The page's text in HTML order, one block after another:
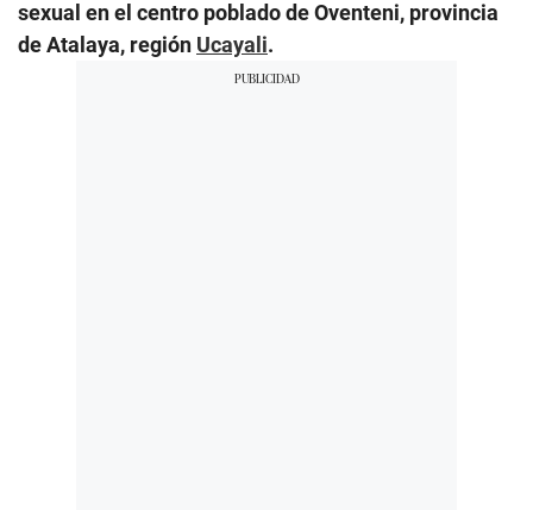
sexual en el centro poblado de Oventeni, provincia
de Atalaya, región Ucayali.